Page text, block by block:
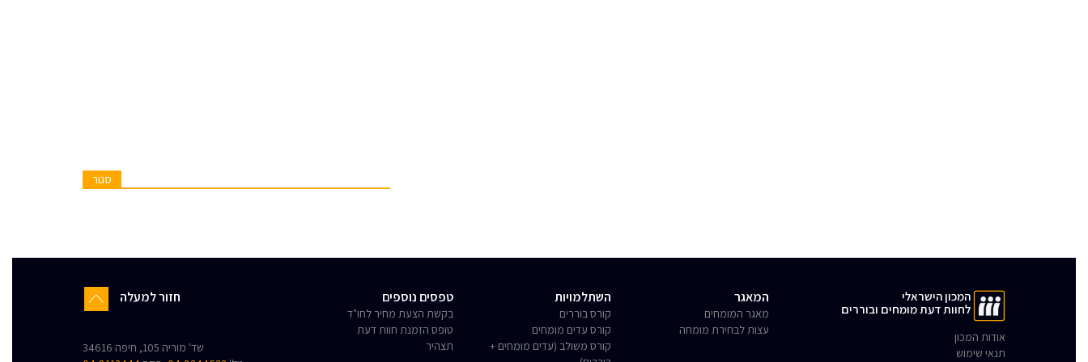
סגור
המכון הישראלי
לחוות דעת מומחים ובוררים
אודות המכון
תנאי שימוש
המאגר
מאגר המומחים
עצות לבחירת מומחה
השתלמויות
קורס בוררים
קורס עדים מומחים
קורס משולב (עדים מומחים +
טפסים נוספים
בקשת הצעת מחיר לחו"ד
טופס הזמנת חוות דעת
תצהיר
חזור למעלה
שד' מוריה 105, חיפה 34616